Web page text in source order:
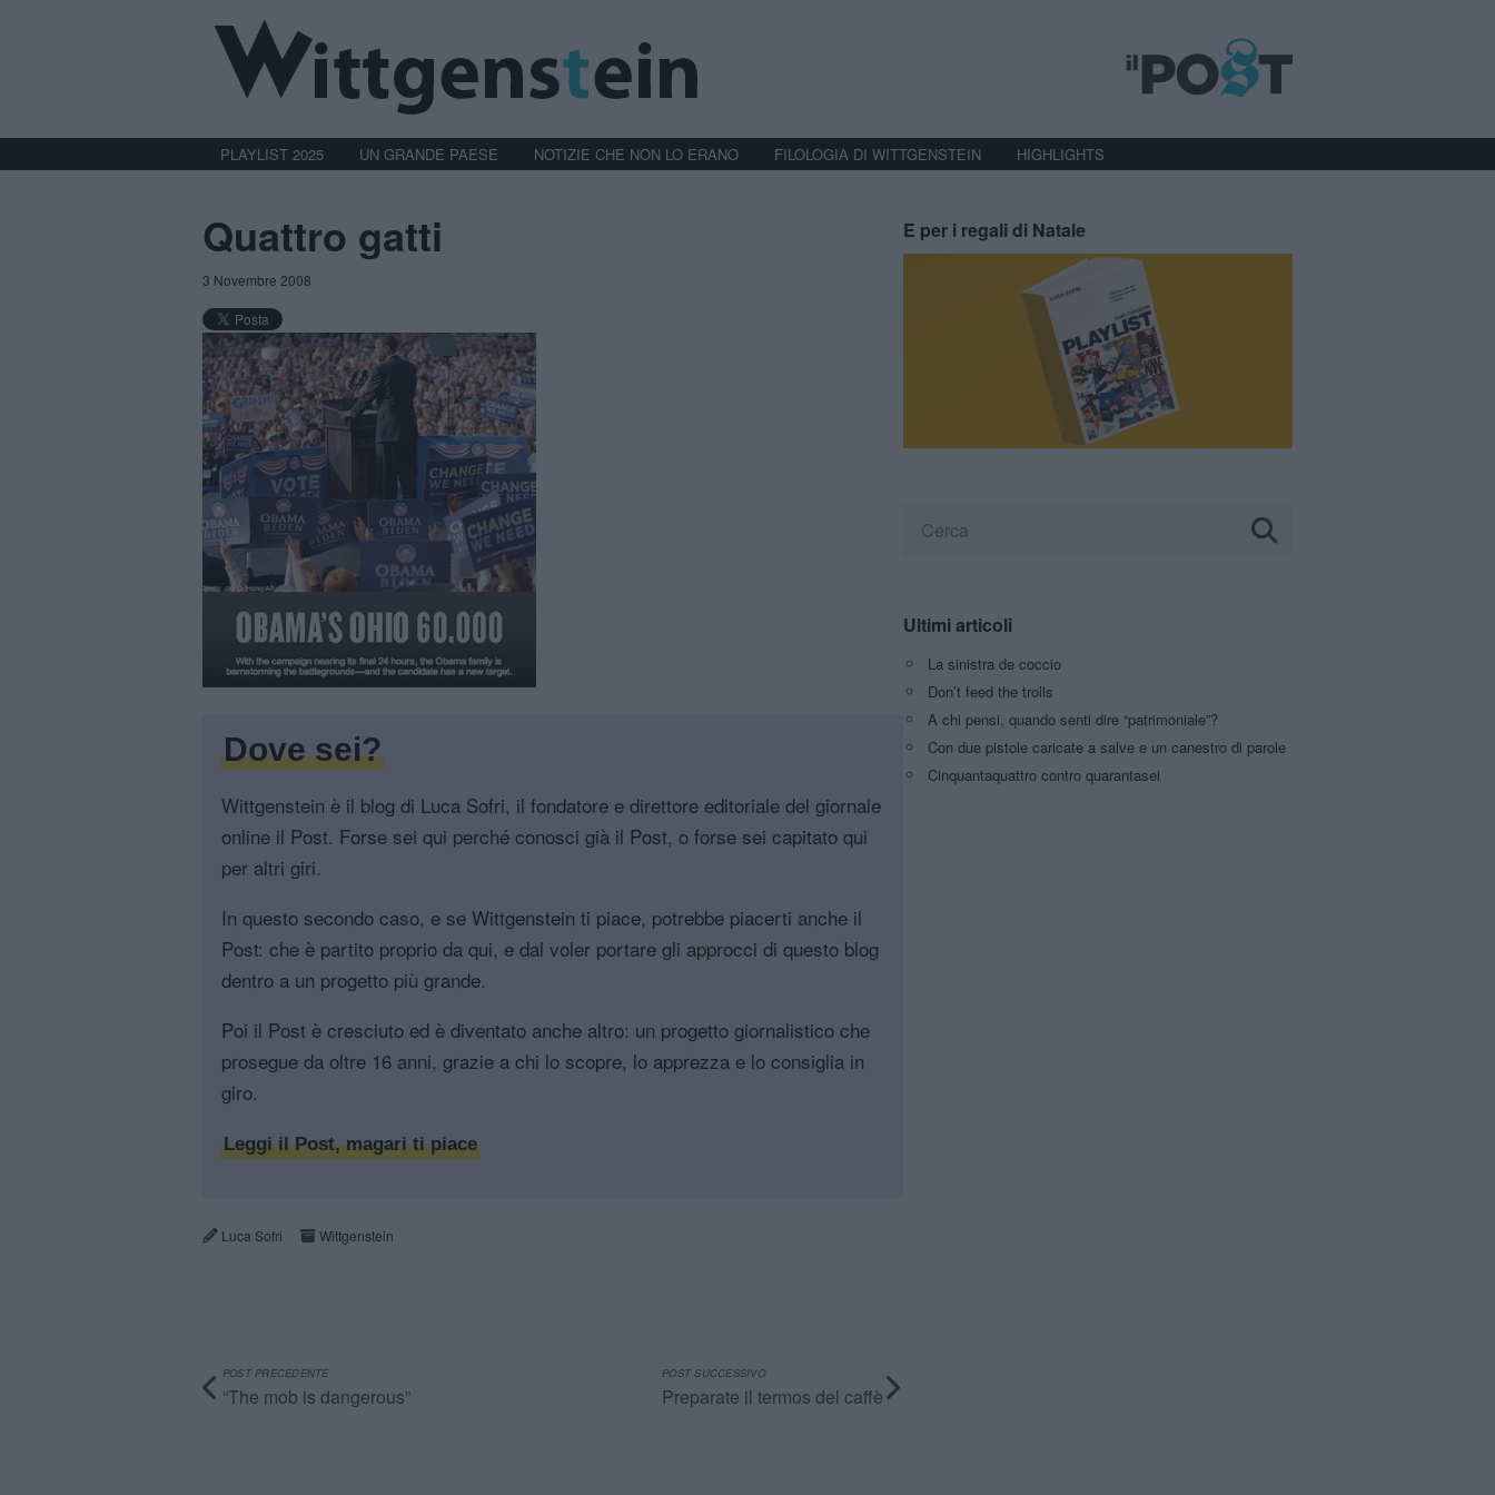
PLAYLIST 2025 UN GRANDE PAESE NOTIZIE CHE NON LO ERANO FILOLOGIA DI WITTGENSTEIN HIGHLIGHTS
Quattro gatti
3 Novembre 2008
Dove sei?
Wittgenstein è il blog di Luca Sofri, il fondatore e direttore editoriale del giornale
online il Post. Forse sei qui perché conosci già il Post, o forse sei capitato qui
per altri giri.
In questo secondo caso, e se Wittgenstein ti piace, potrebbe piacerti anche il
Post: che è partito proprio da qui, e dal voler portare gli approcci di questo blog
dentro a un progetto più grande.
Poi il Post è cresciuto ed è diventato anche altro: un progetto giornalistico che
prosegue da oltre 16 anni, grazie a chi lo scopre, lo apprezza e lo consiglia in
giro.
Leggi il Post, magari ti piace
Luca Sofri Wittgenstein
POST PRECEDENTE
“The mob is dangerous”
POST SUCCESSIVO
Preparate il termos del caffè
E per i regali di Natale
Ultimi articoli
La sinistra de coccio
Don’t feed the trolls
A chi pensi, quando senti dire “patrimoniale”?
Con due pistole caricate a salve e un canestro di parole
Cinquantaquattro contro quarantasei